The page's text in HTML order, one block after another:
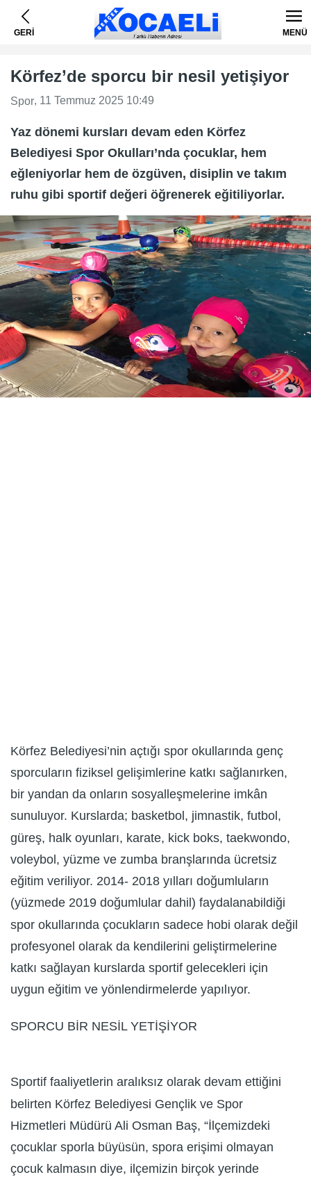
GERİ MENÜ
Körfez’de sporcu bir nesil yetişiyor
Spor, 11 Temmuz 2025 10:49
Yaz dönemi kursları devam eden Körfez
Belediyesi Spor Okulları’nda çocuklar, hem
eğleniyorlar hem de özgüven, disiplin ve takım
ruhu gibi sportif değeri öğrenerek eğitiliyorlar.
Körfez Belediyesi’nin açtığı spor okullarında genç
sporcuların fiziksel gelişimlerine katkı sağlanırken,
bir yandan da onların sosyalleşmelerine imkân
sunuluyor. Kurslarda; basketbol, jimnastik, futbol,
güreş, halk oyunları, karate, kick boks, taekwondo,
voleybol, yüzme ve zumba branşlarında ücretsiz
eğitim veriliyor. 2014- 2018 yılları doğumluların
(yüzmede 2019 doğumlular dahil) faydalanabildiği
spor okullarında çocukların sadece hobi olarak değil
profesyonel olarak da kendilerini geliştirmelerine
katkı sağlayan kurslarda sportif gelecekleri için
uygun eğitim ve yönlendirmelerde yapılıyor.
SPORCU BİR NESİL YETİŞİYOR
Sportif faaliyetlerin aralıksız olarak devam ettiğini
belirten Körfez Belediyesi Gençlik ve Spor
Hizmetleri Müdürü Ali Osman Baş, “İlçemizdeki
çocuklar sporla büyüsün, spora erişimi olmayan
çocuk kalmasın diye, ilçemizin birçok yerinde